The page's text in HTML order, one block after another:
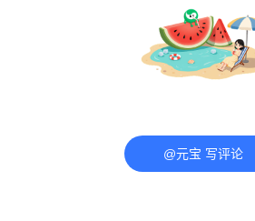
@元宝 写评论